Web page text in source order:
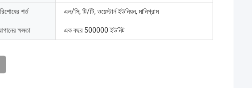
শর্ত এল/সি, টি/টি, ওয়েস্টার্ন ইউনিয়ন, মানিগ্রাম
ক্ষমতা এক বছর 500000 ইউনিট